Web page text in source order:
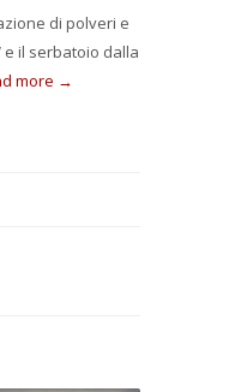
di polveri e
e il serbatoio dalla
more →